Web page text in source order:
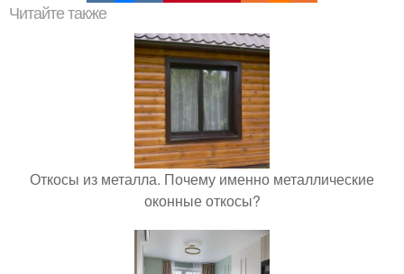
Читайте также
Откосы из металла. Почему именно металлические
оконные откосы?